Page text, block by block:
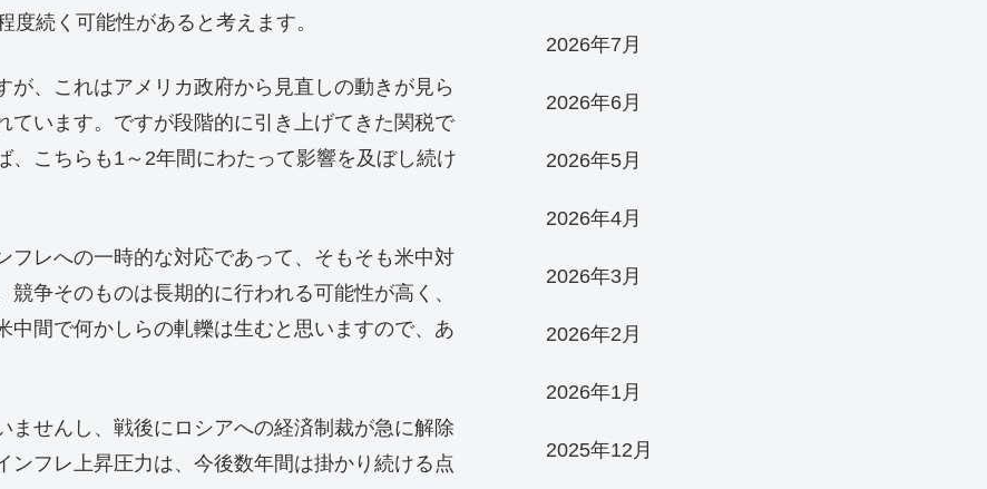
続く可能性があると考えます。
が、これはアメリカ政府から見直しの動きが見ら
います。ですが段階的に引き上げてきた関税で
こちらも1～2年間にわたって影響を及ぼし続け
フレへの一時的な対応であって、そもそも米中対
争そのものは長期的に行われる可能性が高く、
間で何かしらの軋轢は生むと思いますので、あ
ませんし、戦後にロシアへの経済制裁が急に解除
フレ上昇圧力は、今後数年間は掛かり続ける点
2026年7月
2026年6月
2026年5月
2026年4月
2026年3月
2026年2月
2026年1月
2025年12月